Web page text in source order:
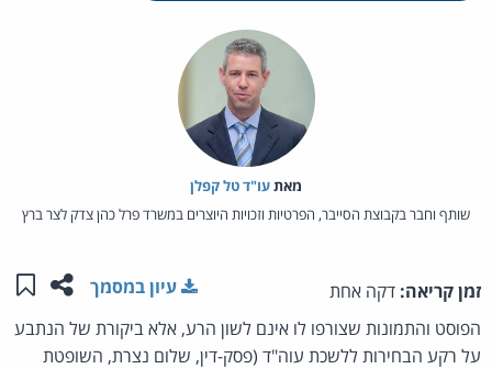
מאת‏עו"ד טל קפלן
שותף וחבר בקבוצת הסייבר, הפרטיות וזכויות היוצרים במשרד פרל כהן צדק לצר ברץ
זמן קריאה: דקה אחת שתפו
עיון במסמך
הפוסט והתמונות שצורפו לו אינם לשון הרע, אלא ביקורת של הנתבע
על רקע הבחירות ללשכת עוה"ד (פסק-דין, שלום נצרת, השופטת